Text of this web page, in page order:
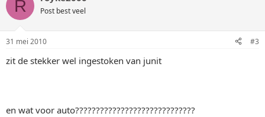
R Post best veel
31 mei 2010 #3
zit de stekker wel ingestoken van junit
en wat voor auto?????????????????????????????